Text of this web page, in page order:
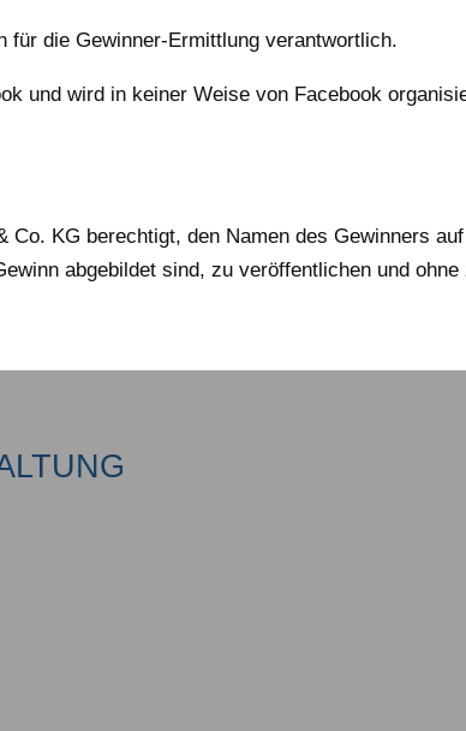
für die Gewinner-Ermittlung verantwortlich.
und wird in keiner Weise von Facebook
Co. KG berechtigt, den Namen des Gewinners
abgebildet sind, zu veröffentlichen und